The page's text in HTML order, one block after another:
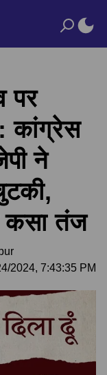
पर
कांग्रेस
ने
कसा तंज
2024, 7:43:35 PM